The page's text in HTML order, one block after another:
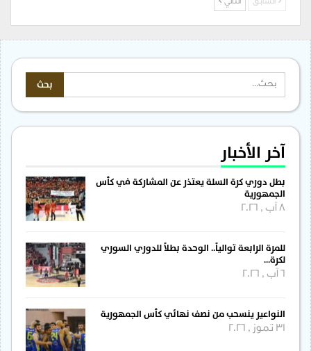
السابق التالي
آخر الأخبار
بطل دوري كرة السلة يعتذر عن المشاركة في كأس
الجمهورية
للمرة الرابعة توالياً.. الوحدة بطلاً للدوري السوري
لكرة…
النواعير ينسحب من نصف نهائي كأس الجمهورية
31 تموز , 2026